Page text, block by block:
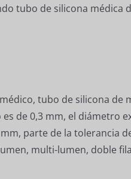
tubo de silicona médica
tubo de silicona
de 0,3 mm, el diámetro
parte de la tolerancia
multi-lumen, doble